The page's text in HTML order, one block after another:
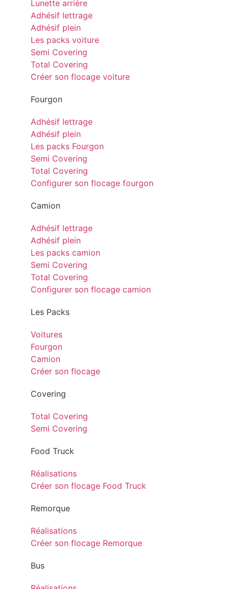
Lunette arrière
Adhésif lettrage
Adhésif plein
Les packs voiture
Semi Covering
Total Covering
Créer son flocage voiture
Fourgon
Adhésif lettrage
Adhésif plein
Les packs Fourgon
Semi Covering
Total Covering
Configurer son flocage fourgon
Camion
Adhésif lettrage
Adhésif plein
Les packs camion
Semi Covering
Total Covering
Configurer son flocage camion
Les Packs
Voitures
Fourgon
Camion
Créer son flocage
Covering
Total Covering
Semi Covering
Food Truck
Réalisations
Créer son flocage Food Truck
Remorque
Réalisations
Créer son flocage Remorque
Bus